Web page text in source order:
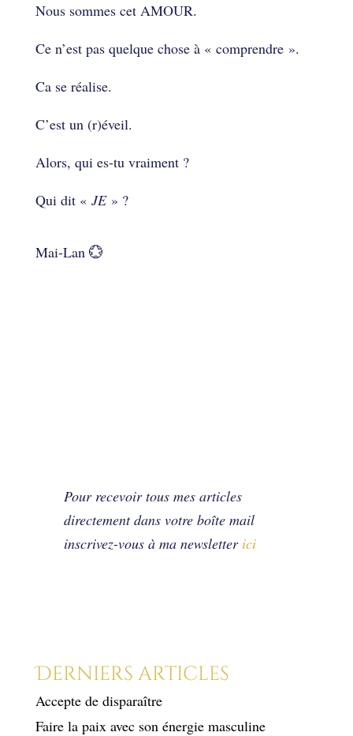
Nous sommes cet AMOUR.
Ce n’est pas quelque chose à « comprendre ».
Ca se réalise.
C’est un (r)éveil.
Alors, qui es-tu vraiment ?
Qui dit « JE» ?
Mai-Lan 💮
Pour recevoir tous mes articles
directement dans votre boîte mail
inscrivez-vous à ma newsletter ici
Derniers articles
Accepte de disparaître
Faire la paix avec son énergie masculine